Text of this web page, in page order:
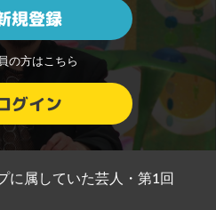
規登録
の方はこちら
グイン
に属していた芸人・第1回